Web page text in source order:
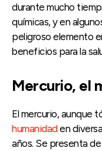
durante mucho
químicas, y en
peligroso elemento
beneficios para la
Mercurio, el
El mercurio, aunque
humanidad en
años. Se presenta